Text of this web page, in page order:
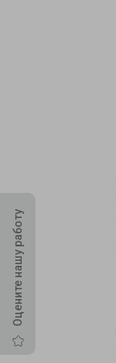
Оцените нашу работу